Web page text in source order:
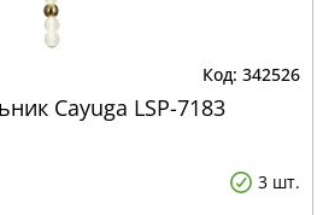
342526
Cayuga LSP-7183
3 шт.